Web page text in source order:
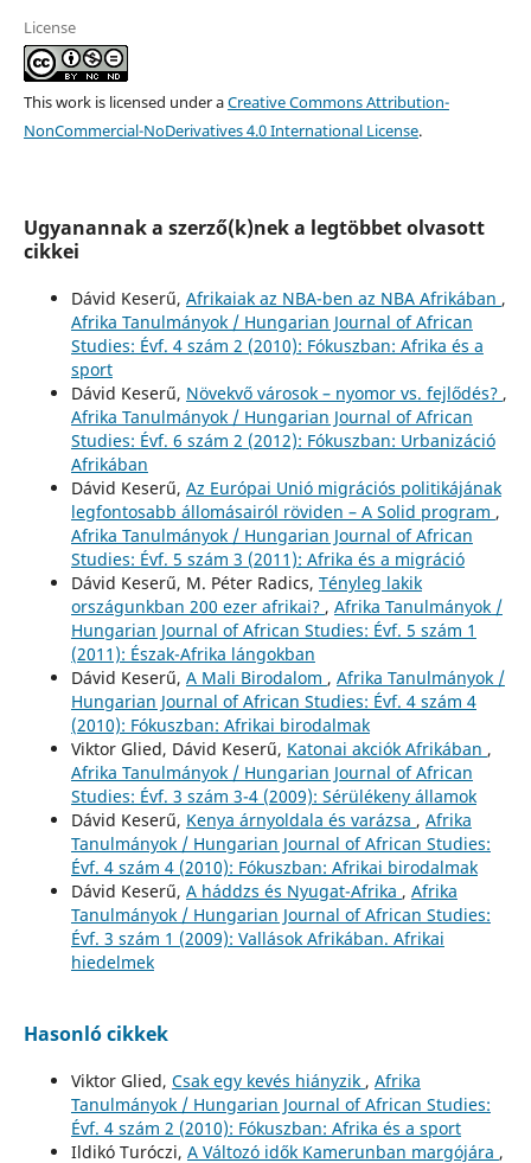
License
This work is licensed under aCreative Commons Attribution-
NonCommercial-NoDerivatives 4.0 International License.
Ugyanannak a szerző(k)nek a legtöbbet olvasott
cikkei
Dávid Keserű, Afrikaiak az NBA-ben az NBA Afrikában ,
Afrika Tanulmányok / Hungarian Journal of African
Studies: Évf. 4 szám 2 (2010): Fókuszban: Afrika és a
sport
Dávid Keserű, Növekvő városok – nyomor vs. fejlődés? ,
Afrika Tanulmányok / Hungarian Journal of African
Studies: Évf. 6 szám 2 (2012): Fókuszban: Urbanizáció
Afrikában
Dávid Keserű, Az Európai Unió migrációs politikájának
legfontosabb állomásairól röviden – A Solid program ,
Afrika Tanulmányok / Hungarian Journal of African
Studies: Évf. 5 szám 3 (2011): Afrika és a migráció
Dávid Keserű, M. Péter Radics, Tényleg lakik
országunkban 200 ezer afrikai? , Afrika Tanulmányok /
Hungarian Journal of African Studies: Évf. 5 szám 1
(2011): Észak-Afrika lángokban
Dávid Keserű, A Mali Birodalom , Afrika Tanulmányok /
Hungarian Journal of African Studies: Évf. 4 szám 4
(2010): Fókuszban: Afrikai birodalmak
Viktor Glied, Dávid Keserű, Katonai akciók Afrikában ,
Afrika Tanulmányok / Hungarian Journal of African
Studies: Évf. 3 szám 3-4 (2009): Sérülékeny államok
Dávid Keserű, Kenya árnyoldala és varázsa , Afrika
Tanulmányok / Hungarian Journal of African Studies:
Évf. 4 szám 4 (2010): Fókuszban: Afrikai birodalmak
Dávid Keserű, A háddzs és Nyugat-Afrika , Afrika
Tanulmányok / Hungarian Journal of African Studies:
Évf. 3 szám 1 (2009): Vallások Afrikában. Afrikai
hiedelmek
Hasonló cikkek
Viktor Glied, Csak egy kevés hiányzik , Afrika
Tanulmányok / Hungarian Journal of African Studies:
Évf. 4 szám 2 (2010): Fókuszban: Afrika és a sport
Ildikó Turóczi, A Változó idők Kamerunban margójára ,